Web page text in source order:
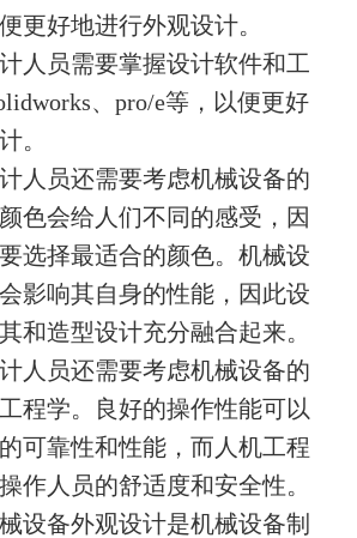
更好地进行外观设计。
人员需要掌握设计软件和工
、pro/e等，以便更好
。
人员还需要考虑机械设备的
色会给人们不同的感受，因
选择最适合的颜色。机械设
影响其自身的性能，因此设
和造型设计充分融合起来。
人员还需要考虑机械设备的
程学。良好的操作性能可以
可靠性和性能，而人机工程
作人员的舒适度和安全性。
设备外观设计是机械设备制